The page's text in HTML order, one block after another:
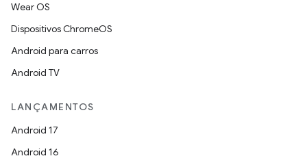
Wear OS
Dispositivos ChromeOS
Android para carros
Android TV
LANÇAMENTOS
Android 17
Android 16